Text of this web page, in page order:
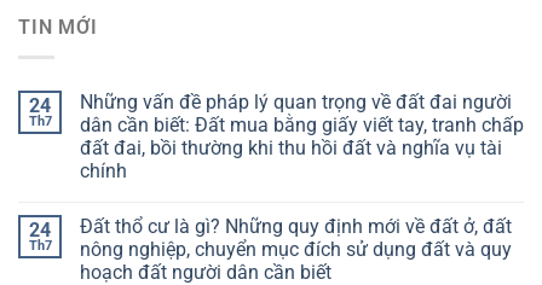
TIN MỚI
24
Th7
Những vấn đề pháp lý quan trọng về đất đai người
dân cần biết: Đất mua bằng giấy viết tay, tranh chấp
đất đai, bồi thường khi thu hồi đất và nghĩa vụ tài
chính
24
Th7
Đất thổ cư là gì? Những quy định mới về đất ở, đất
nông nghiệp, chuyển mục đích sử dụng đất và quy
hoạch đất người dân cần biết